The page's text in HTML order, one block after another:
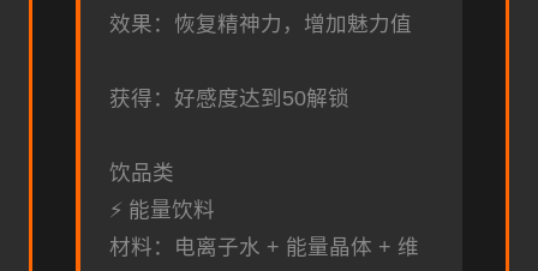
效果：恢复精神力，增加魅力值
获得：好感度达到50解锁
饮品类
⚡ 能量饮料
材料：电离子水 + 能量晶体 + 维